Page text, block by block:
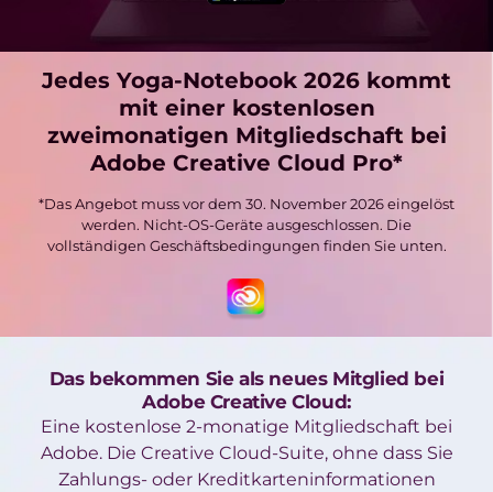
Jedes Yoga-Notebook 2026 kommt
mit einer kostenlosen
zweimonatigen Mitgliedschaft bei
Adobe Creative Cloud Pro*
*Das Angebot muss vor dem 30. November 2026 eingelöst
werden. Nicht-OS-Geräte ausgeschlossen. Die
vollständigen Geschäftsbedingungen finden Sie unten.
Das bekommen Sie als neues Mitglied bei
Adobe Creative Cloud:
Eine kostenlose 2-monatige Mitgliedschaft bei
Adobe. Die Creative Cloud-Suite, ohne dass Sie
Zahlungs- oder Kreditkarteninformationen